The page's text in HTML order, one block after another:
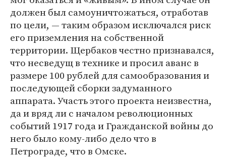
должен был самоуничтожаться, отработав
по цели, — таким образом исключался риск
его приземления на собственной
территории. Щербаков честно признавался,
что несведущ в технике и просил аванс в
размере 100 рублей для самообразования и
последующей сборки задуманного
аппарата. Участь этого проекта неизвестна,
да и вряд ли с началом революционных
событий 1917 года и Гражданской войны до
него было кому-либо дело что в
Петрограде, что в Омске.